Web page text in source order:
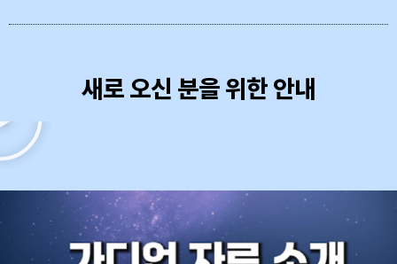
새로 오신 분을 위한 안내